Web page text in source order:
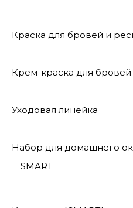
Краска для бровей и
Крем-краска для
Уходовая линейка
Набор для домашнего
SMART